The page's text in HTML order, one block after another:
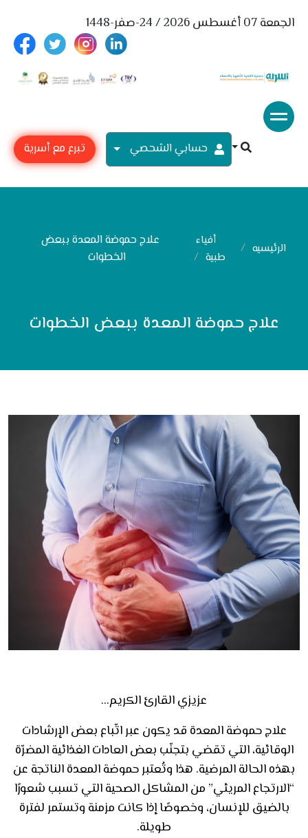
الجمعة 07 أغسطس 2026 / 24-صفر-1448
حسابي الشحصي تبرع مع أسرية
الرئيسيه
أفياء
طبية
علاج حموضة المعدة ببعض
الخطوات
علاج حموضة المعدة ببعض الخطوات
عزيزي القارئ الكريم…
علاج حموضة المعدة قد يكون عبر اتّباع بعض الإرشادات
الوقائية، التي تقضي بتجنّب بعض العادات الغذائية المضرّة
بهذه الحالة المرضية. هذا وتُعتبر حموضة المعدة الناتجة عن
“الارتجاع المريئي” من المشاكل الصحية التي تسبب شعورًا
بالضيق للإنسان، وخصوصًا إذا كانت مزمنة وتستمر لفترة
طويلة.